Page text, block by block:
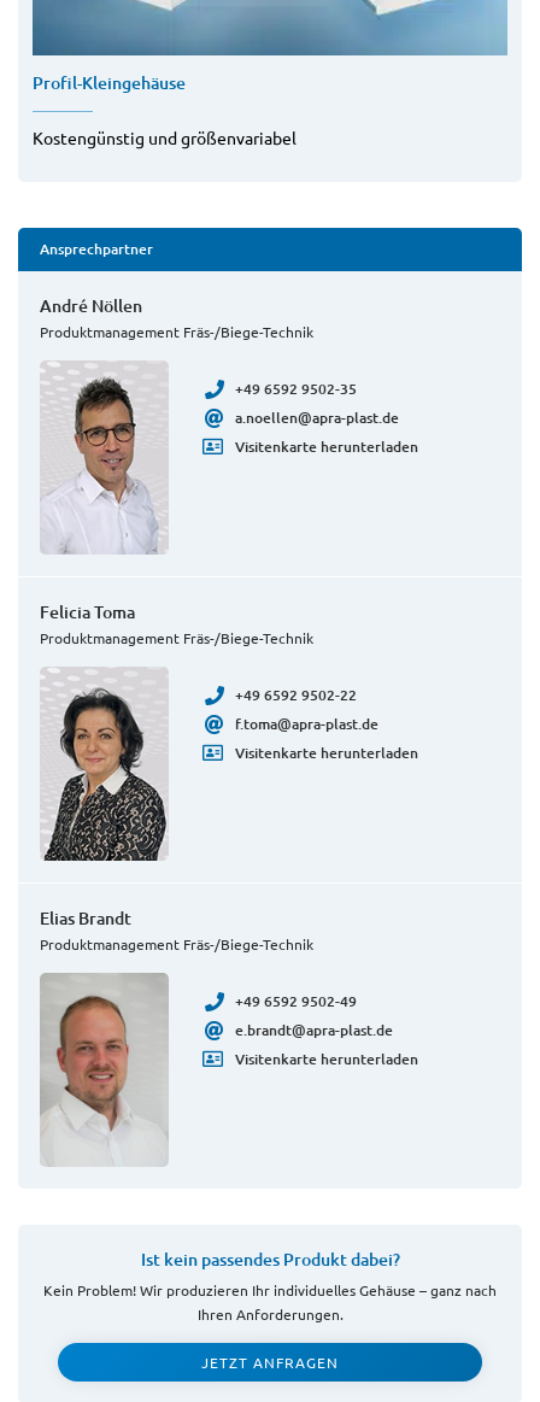
Profil-Kleingehäuse
Kostengünstig und größenvariabel
Ansprechpartner
André Nöllen
Produktmanagement Fräs-/Biege-Technik
+49 6592 9502-35
a.noellen@apra-plast.de
Visitenkarte herunterladen
Felicia Toma
Produktmanagement Fräs-/Biege-Technik
+49 6592 9502-22
f.toma@apra-plast.de
Visitenkarte herunterladen
Elias Brandt
Produktmanagement Fräs-/Biege-Technik
+49 6592 9502-49
e.brandt@apra-plast.de
Visitenkarte herunterladen
Ist kein passendes Produkt dabei?
Kein Problem! Wir produzieren Ihr individuelles Gehäuse – ganz nach
Ihren Anforderungen.
JETZT ANFRAGEN